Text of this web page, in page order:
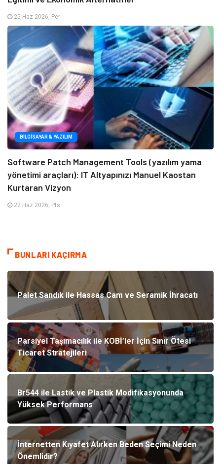
25 Haz 2026, Per
BILGISAYAR & YAZILIM
Software Patch Management Tools (yazılım yama
yönetimi araçları): IT Altyapınızı Manuel Kaostan
Kurtaran Vizyon
22 Haz 2026, Pts
BUNLARI KAÇIRMA
Palet Sandık ile Hassas Cam ve Seramik İhracatı
Parsiyel Taşımacılık ile KOBİ’ler İçin Sınır Ötesi
Ticaret Stratejileri
Br544 ile Lastik ve Plastik Modifikasyonunda
Yüksek Performans
İnternetten Kıyafet Alırken Beden Seçimi Neden
Önemlidir?